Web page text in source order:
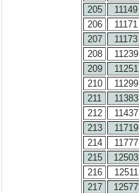
205
11149
206
11171
207
11173
208
11239
209
11251
210
11299
211
11383
212
11437
213
11719
214
11777
215
12503
216
12511
217
12577